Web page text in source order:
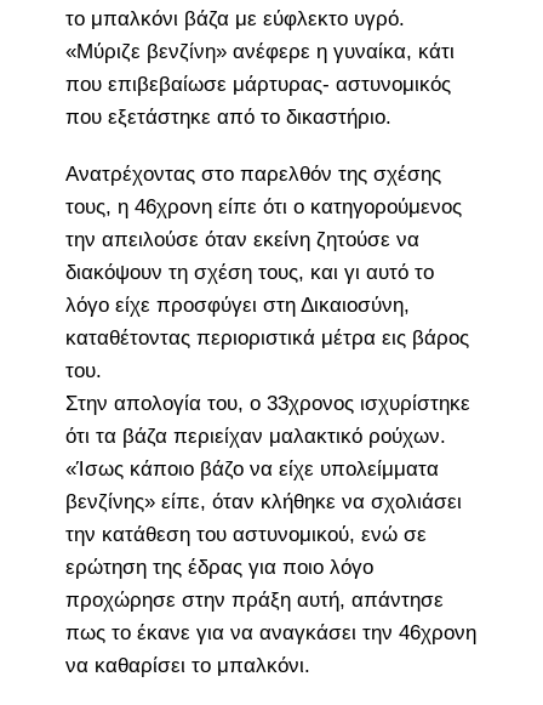
το μπαλκόνι βάζα με εύφλεκτο υγρό.
«Μύριζε βενζίνη» ανέφερε η γυναίκα, κάτι
που επιβεβαίωσε μάρτυρας- αστυνομικός
που εξετάστηκε από το δικαστήριο.
Ανατρέχοντας στο παρελθόν της σχέσης
τους, η 46χρονη είπε ότι ο κατηγορούμενος
την απειλούσε όταν εκείνη ζητούσε να
διακόψουν τη σχέση τους, και γι αυτό το
λόγο είχε προσφύγει στη Δικαιοσύνη,
καταθέτοντας περιοριστικά μέτρα εις βάρος
του.
Στην απολογία του, ο 33χρονος ισχυρίστηκε
ότι τα βάζα περιείχαν μαλακτικό ρούχων.
«Ίσως κάποιο βάζο να είχε υπολείμματα
βενζίνης» είπε, όταν κλήθηκε να σχολιάσει
την κατάθεση του αστυνομικού, ενώ σε
ερώτηση της έδρας για ποιο λόγο
προχώρησε στην πράξη αυτή, απάντησε
πως το έκανε για να αναγκάσει την 46χρονη
να καθαρίσει το μπαλκόνι.